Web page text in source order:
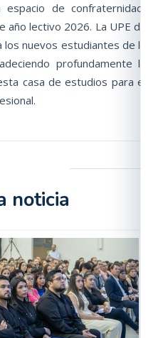
de confraternidad,
lectivo 2026. La UPE da
nuevos estudiantes de la
profundamente la
casa de estudios para el
noticia